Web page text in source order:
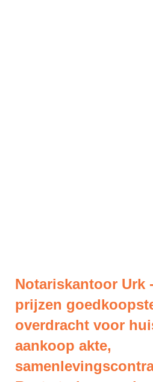
Notariskantoor Urk
prijzen
overdracht voor
aankoop akte,